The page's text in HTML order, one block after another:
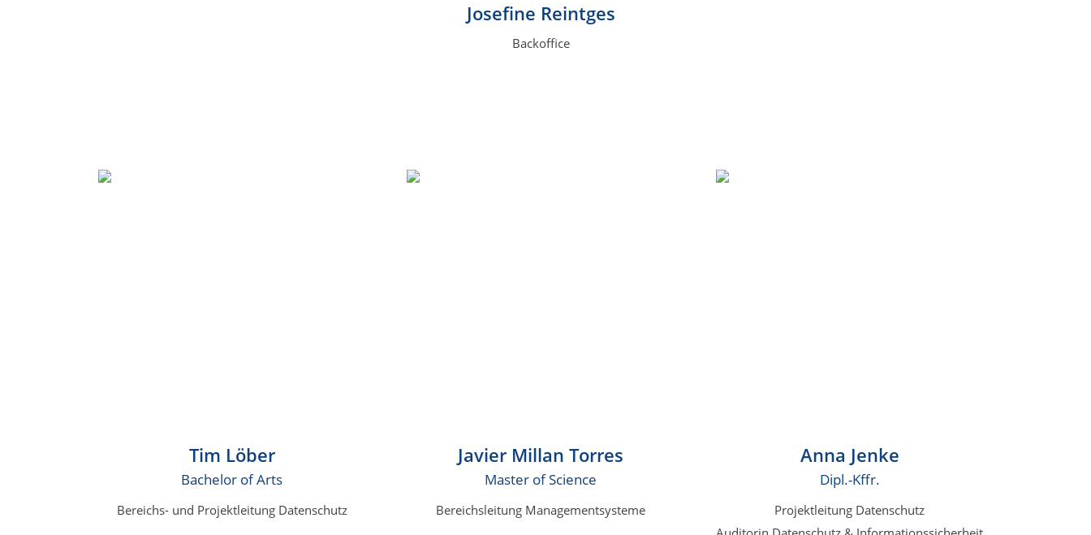
Josefine Reintges
Backoffice
Tim Löber
Bachelor of Arts
Bereichs- und Projektleitung Datenschutz
Javier Millan Torres
Master of Science
Bereichsleitung Managementsysteme
Anna Jenke
Dipl.-Kffr.
Projektleitung Datenschutz